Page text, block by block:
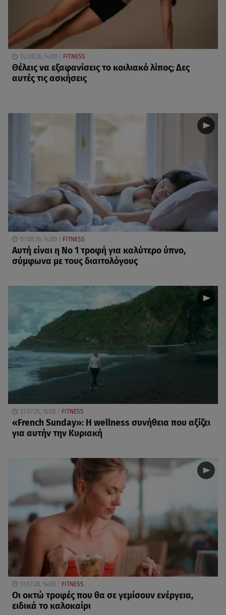
02.08.26, 14:00 FITNESS
Θέλεις να εξαφανίσεις το κοιλιακό λίπος; Δες
αυτές τις ασκήσεις
01.08.26, 14:00 FITNESS
Αυτή είναι η Νο 1 τροφή για καλύτερο ύπνο,
σύμφωνα με τους διαιτολόγους
31.07.26, 16:00 FITNESS
«French Sunday»: Η wellness συνήθεια που αξίζει
για αυτήν την Κυριακή
31.07.26, 14:00 FITNESS
Oι οκτώ τροφές που θα σε γεμίσουν ενέργεια,
ειδικά το καλοκαίρι